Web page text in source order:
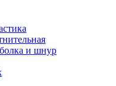
и шнур